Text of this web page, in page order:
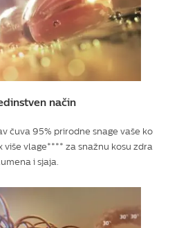
način
čuva 95% prirodne snage vaše ko
više vlage**** za snažnu kosu zdra
i sjaja.